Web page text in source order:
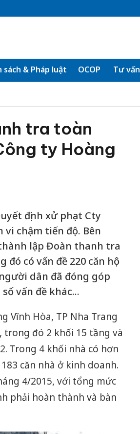
sách & Pháp luật OCOP Tư vấn
tra toàn
ty Hoàng
định xử phạt Cty
vi chậm tiến độ. Bên
lập Đoàn thanh tra
có vấn đề 220 căn hộ
dân đã đóng góp
vấn đề khác...
Vĩnh Hòa, TP Nha Trang
trong đó 2 khối 15 tầng và
Trong 4 khối nhà có hơn
căn nhà ở kinh doanh.
4/2015, với tổng mức
phải hoàn thành và bàn